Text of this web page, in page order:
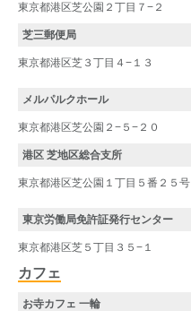
東京都港区芝公園２丁目７−２
芝三郵便局
東京都港区芝３丁目４−１３
メルパルクホール
東京都港区芝公園２−５−２０
港区 芝地区総合支所
東京都港区芝公園１丁目５番２５号
東京労働局免許証発行センター
東京都港区芝５丁目３５−１
カフェ
お寺カフェ 一輪